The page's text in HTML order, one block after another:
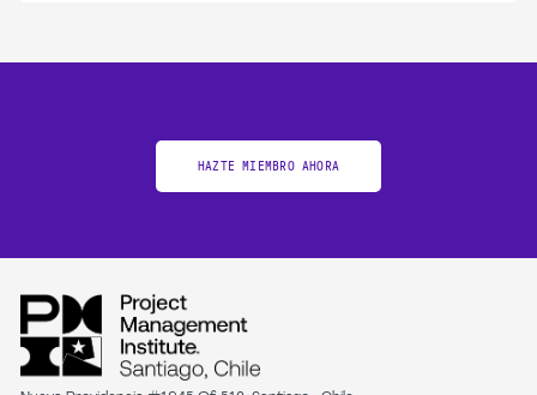
HAZTE MIEMBRO AHORA